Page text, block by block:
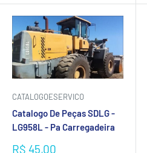
CATALOGOESERVICO
Catalogo De Peças SDLG -
LG958L - Pa Carregadeira
Preço
R$ 45,00